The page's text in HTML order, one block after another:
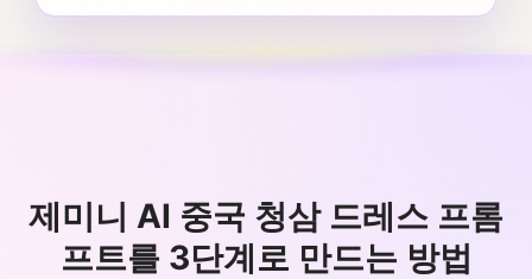
제미니 AI 중국 청삼 드레스 프롬
프트를 3단계로 만드는 방법